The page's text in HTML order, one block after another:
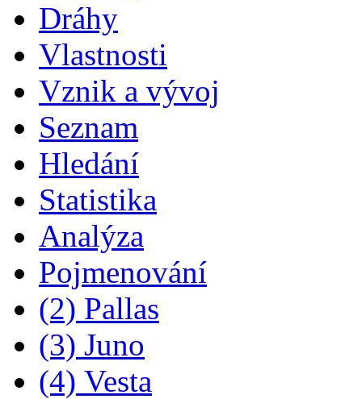
Dráhy
Vlastnosti
Vznik a vývoj
Seznam
Hledání
Statistika
Analýza
Pojmenování
(2) Pallas
(3) Juno
(4) Vesta